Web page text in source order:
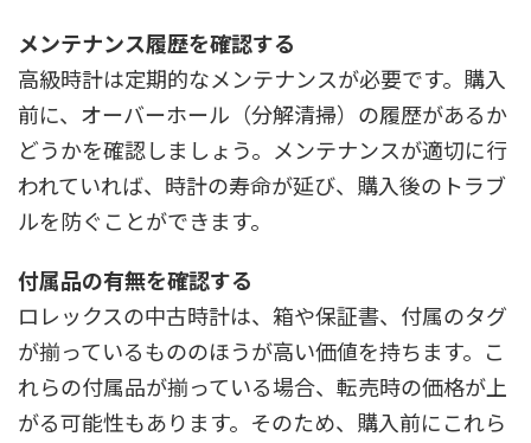
メンテナンス履歴を確認する
高級時計は定期的なメンテナンスが必要です。購入
前に、オーバーホール（分解清掃）の履歴があるか
どうかを確認しましょう。メンテナンスが適切に行
われていれば、時計の寿命が延び、購入後のトラブ
ルを防ぐことができます。
付属品の有無を確認する
ロレックスの中古時計は、箱や保証書、付属のタグ
が揃っているもののほうが高い価値を持ちます。こ
れらの付属品が揃っている場合、転売時の価格が上
がる可能性もあります。そのため、購入前にこれら